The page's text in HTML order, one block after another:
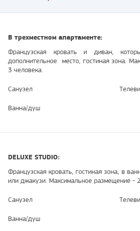
В трехместном апартаменте:
Французская кровать и диван,
дополнительное место, гостиная зона.
3 человека.
Санузел
Ванна/душ
DELUXE STUDIO:
Французская кровать, гостиная зона, в
или джакузи. Максимальное размещение -
Санузел
Ванна/душ